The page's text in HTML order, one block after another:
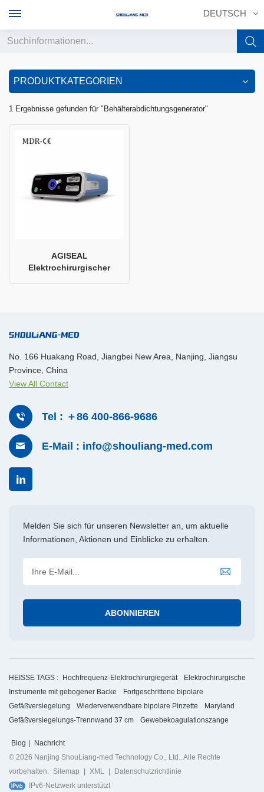
DEUTSCH
English
français
PRODUKTKATEGORIEN
1 Ergebnisse gefunden für "Behälterabdichtungsgenerator"
AGISEAL
Elektrochirurgischer
No. 166 Huakang Road, Jiangbei New Area, Nanjing, Jiangsu
Province, China
View All Contact
Tel : ＋86 400-866-9686
E-Mail : info@shouliang-med.com
Melden Sie sich für unseren Newsletter an, um aktuelle
Informationen, Aktionen und Einblicke zu erhalten.
HEISSE TAGS : Hochfrequenz-Elektrochirurgiegerät
Elektrochirurgische
Instrumente mit gebogener Backe
Fortgeschrittene bipolare
Gefäßversiegelung
Wiederverwendbare bipolare Pinzette
Maryland
Gefäßversiegelungs-Trennwand 37 cm
Gewebekoagulationszange
Blog |
Nachricht
© 2026 Nanjing ShouLiang-med Technology Co., Ltd.. Alle Rechte
vorbehalten.
Sitemap | XML |
Datenschutzrichtlinie
IPv6-Netzwerk unterstützt